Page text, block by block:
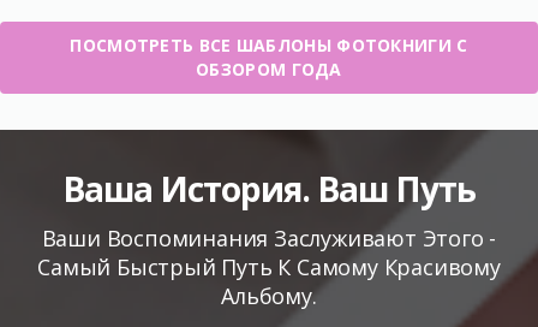
ПОСМОТРЕТЬ ВСЕ ШАБЛОНЫ ФОТОКНИГИ С
ОБЗОРОМ ГОДА
Ваша История. Ваш Путь
Ваши Воспоминания Заслуживают Этого -
Самый Быстрый Путь К Самому Красивому
Альбому.